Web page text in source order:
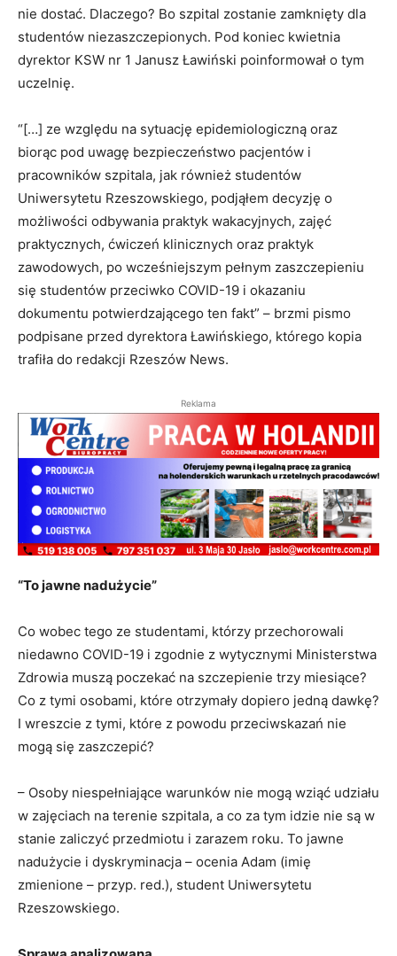
nie dostać. Dlaczego? Bo szpital zostanie zamknięty dla
studentów niezaszczepionych. Pod koniec kwietnia
dyrektor KSW nr 1 Janusz Ławiński poinformował o tym
uczelnię.
“[…] ze względu na sytuację epidemiologiczną oraz
biorąc pod uwagę bezpieczeństwo pacjentów i
pracowników szpitala, jak również studentów
Uniwersytetu Rzeszowskiego, podjąłem decyzję o
możliwości odbywania praktyk wakacyjnych, zajęć
praktycznych, ćwiczeń klinicznych oraz praktyk
zawodowych, po wcześniejszym pełnym zaszczepieniu
się studentów przeciwko COVID-19 i okazaniu
dokumentu potwierdzającego ten fakt” – brzmi pismo
podpisane przed dyrektora Ławińskiego, którego kopia
trafiła do redakcji Rzeszów News.
Reklama
“To jawne nadużycie”
Co wobec tego ze studentami, którzy przechorowali
niedawno COVID-19 i zgodnie z wytycznymi Ministerstwa
Zdrowia muszą poczekać na szczepienie trzy miesiące?
Co z tymi osobami, które otrzymały dopiero jedną dawkę?
I wreszcie z tymi, które z powodu przeciwskazań nie
mogą się zaszczepić?
– Osoby niespełniające warunków nie mogą wziąć udziału
w zajęciach na terenie szpitala, a co za tym idzie nie są w
stanie zaliczyć przedmiotu i zarazem roku. To jawne
nadużycie i dyskryminacja – ocenia Adam (imię
zmienione – przyp. red.), student Uniwersytetu
Rzeszowskiego.